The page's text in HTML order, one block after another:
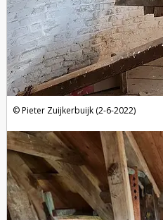
Pieter Zuijkerbuijk (2-6-2022)